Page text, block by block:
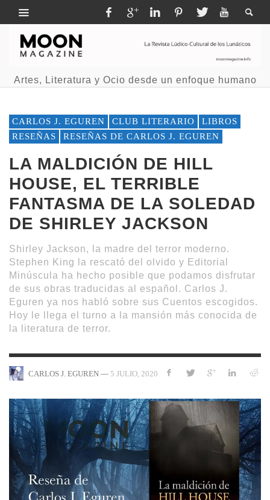
Artes, Literatura y Ocio desde un enfoque humano
CARLOS J. EGUREN CLUB LITERARIO
LIBROS
RESEÑAS
RESEÑAS DE CARLOS J. EGUREN
LA MALDICIÓN DE HILL
HOUSE, EL TERRIBLE
FANTASMA DE LA SOLEDAD
DE SHIRLEY JACKSON
Shirley Jackson, la madre del terror moderno.
Stephen King la rescató del olvido y Editorial
Minúscula ha hecho posible que podamos disfrutar
de sus obras traducidas al español. Carlos J.
Eguren ya nos habló sobre sus Cuentos escogidos.
Hoy le llega el turno a la mansión más conocida de
la literatura de terror.
CARLOS J. EGUREN — 5 JULIO, 2020